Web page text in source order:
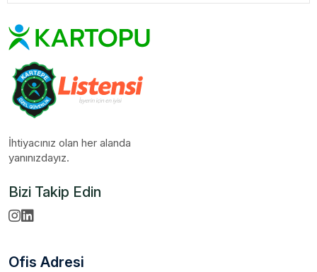
İhtiyacınız olan her alanda
yanınızdayız.
Bizi Takip Edin
Ofis Adresi